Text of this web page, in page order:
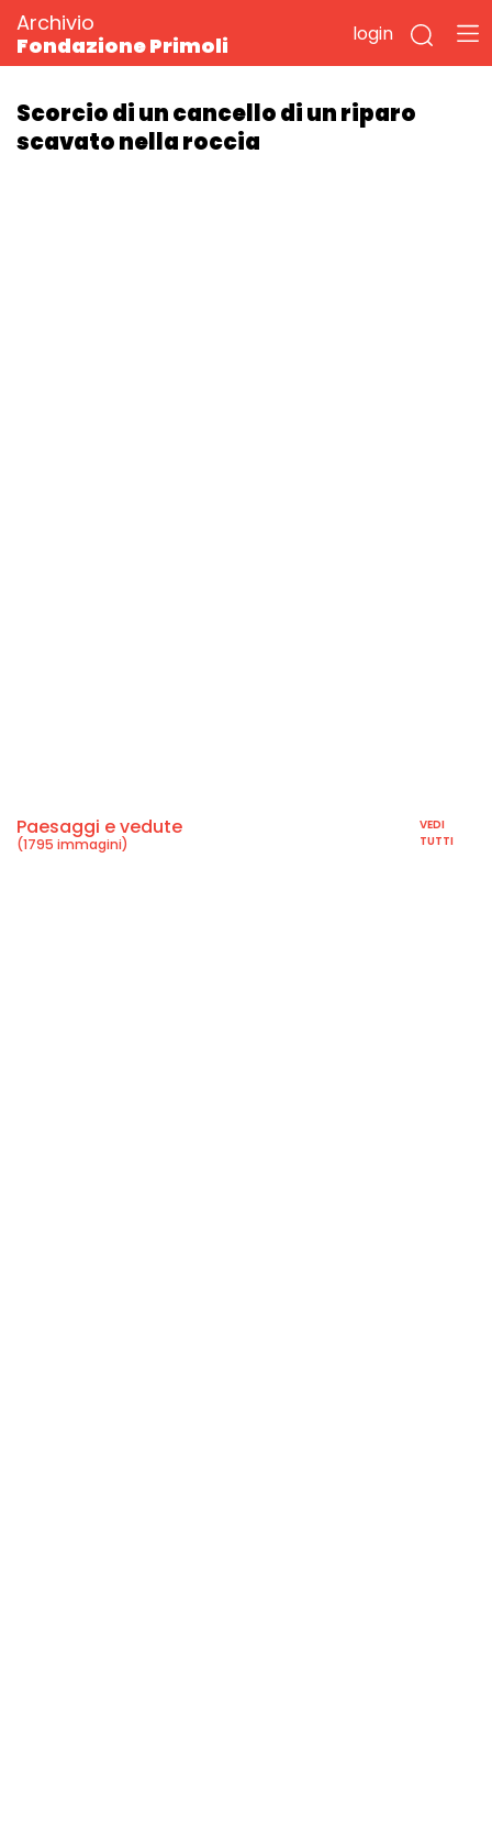
Archivio
Fondazione Primoli
login
Scorcio di un cancello di un riparo
scavato nella roccia
Paesaggi e vedute
(1795 immagini)
VEDI
TUTTI